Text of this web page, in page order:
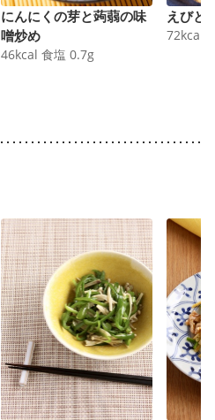
にんにくの芽と蒟蒻の味
噌炒め
46kcal 食塩 0.7g
えびと
72kcal